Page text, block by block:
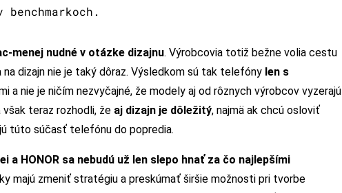
menej nudné v otázke dizajnu. Výrobcovia totiž bežne volia cestu
dizajn nie je taký dôraz. Výsledkom sú tak telefóny len s
a nie je ničím nezvyčajné, že modely aj od rôznych výrobcov vyzerajú
teraz rozhodli, že aj dizajn je dôležitý, najmä ak chcú osloviť
túto súčasť telefónu do popredia.
a HONOR sa nebudú už len slepo hnať za čo najlepšími
majú zmeniť stratégiu a preskúmať širšie možnosti pri tvorbe